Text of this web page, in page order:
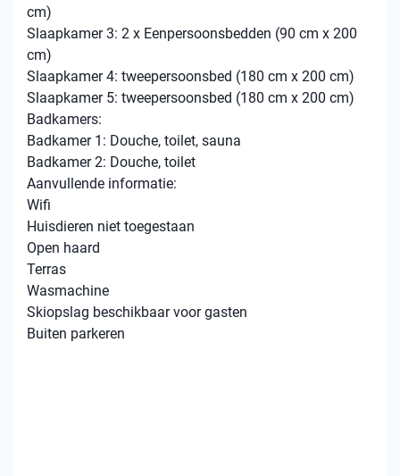
cm)
Slaapkamer 3: 2 x Eenpersoonsbedden (90 cm x 200
cm)
Slaapkamer 4: tweepersoonsbed (180 cm x 200 cm)
Slaapkamer 5: tweepersoonsbed (180 cm x 200 cm)
Badkamers:
Badkamer 1: Douche, toilet, sauna
Badkamer 2: Douche, toilet
Aanvullende informatie:
Wifi
Huisdieren niet toegestaan
Open haard
Terras
Wasmachine
Skiopslag beschikbaar voor gasten
Buiten parkeren